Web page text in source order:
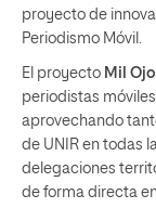
proyecto de
Periodismo Móvil.
El proyecto Mil
periodistas
aprovechando
de UNIR en todas
delegaciones
de forma directa